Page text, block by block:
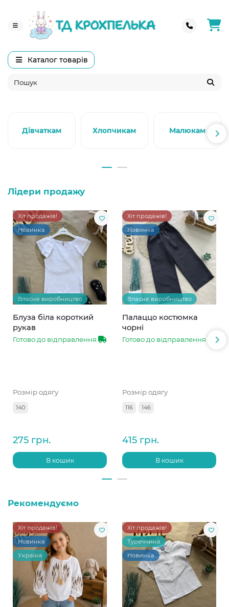
Каталог товарів
Дівчаткам Хлопчикам Малюкам
Лідери продажу
Хіт продажів!
Новинка
Власне виробництво
Блуза біла короткий
рукав
Готово до відправлення
Розмір одягу
140
275 грн.
В кошик
Хіт продажів!
Новинка
Власне виробництво
Палаццо костюмка
чорні
Готово до відправлення
Розмір одягу
116 146
415 грн.
В кошик
Рекомендуємо
Хіт продажів!
Новинка
Україна
Хіт продажів!
Туреччина
Новинка